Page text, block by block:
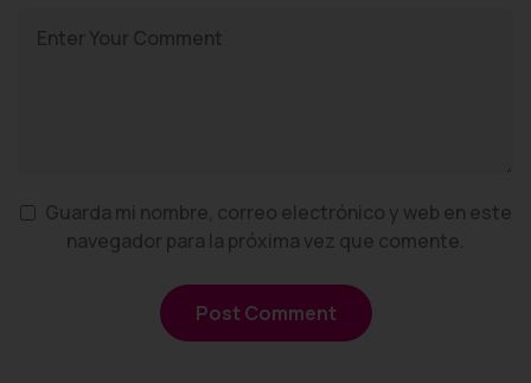
Guarda mi nombre, correo electrónico y web en este
navegador para la próxima vez que comente.